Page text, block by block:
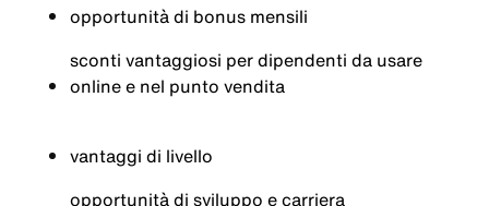
opportunità di bonus mensili
sconti vantaggiosi per dipendenti da usare
online e nel punto vendita
vantaggi di livello
opportunità di sviluppo e carriera